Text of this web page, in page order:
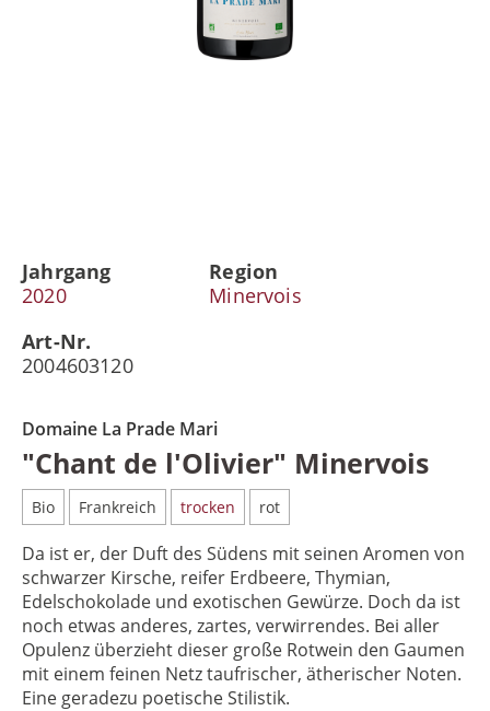
Jahrgang
2020
Region
Minervois
Art-Nr.
2004603120
Domaine La Prade Mari
"Chant de l'Olivier" Minervois
Bio Frankreich trocken rot
Da ist er, der Duft des Südens mit seinen Aromen von
schwarzer Kirsche, reifer Erdbeere, Thymian,
Edelschokolade und exotischen Gewürze. Doch da ist
noch etwas anderes, zartes, verwirrendes. Bei aller
Opulenz überzieht dieser große Rotwein den Gaumen
mit einem feinen Netz taufrischer, ätherischer Noten.
Eine geradezu poetische Stilistik.